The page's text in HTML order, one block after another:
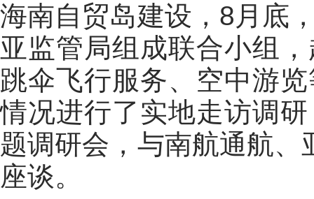
海南自贸岛建设， 8 月底
亚监管局组成联合小组
跳伞飞行服务、空中游
情况进行了实地走访调
题调研会，与南航通航、
座谈。